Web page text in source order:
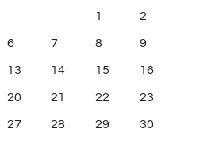
1 2
6 7 8 9
13 14 15 16
20 21 22 23
27 28 29 30